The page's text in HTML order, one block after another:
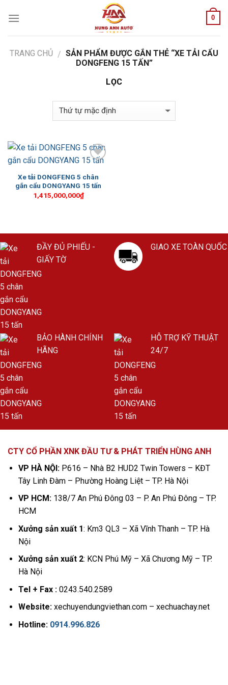
0
TRANG CHỦ / SẢN PHẨM ĐƯỢC GẮN THẺ “XE TẢI CẨU
DONGFENG 15 TẤN”
LỌC
Wishlist
Xe tải DONGFENG 5 chân
gắn cẩu DONGYANG 15 tấn
1,415,000,000₫
ĐẦY ĐỦ PHIẾU -
GIẤY TỜ
GIAO XE TOÀN QUỐC
BẢO HÀNH CHÍNH
HÃNG
HỖ TRỢ KỸ THUẬT
24/7
CTY CỔ PHẦN XNK ĐẦU TƯ & PHÁT TRIỂN HÙNG ANH
VP HÀ NỘI:P616 – Nhà B2 HUD2 Twin Towers – KĐT
Tây Linh Đàm – Phường Hoàng Liệt – TP. Hà Nội
VP HCM:138/7 An Phú Đông 03 – P. An Phú Đông – TP.
HCM
Xưởng sản xuất 1: Km3 QL3 – Xã Vĩnh Thanh – TP. Hà
Nội
Xưởng sản xuất 2: KCN Phú Mỹ – Xã Chương Mỹ – TP.
Hà Nội
Tel + Fax :0243.540.2589
Website:xechuyendungviethan.com – xechuachay.net
Hotline: 0914.996.826